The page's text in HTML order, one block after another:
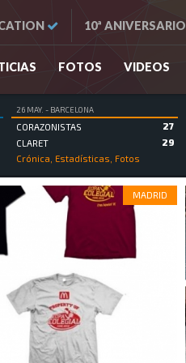
10ª ANIVERSARIO
FOTOS VIDEOS
26 MAY. - BARCELONA
CORAZONISTAS
27
CLARET
29
Crónica, Estadísticas, Fotos
MADRID